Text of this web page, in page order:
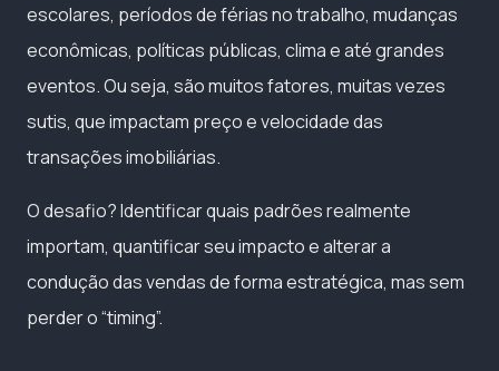
escolares, períodos de férias no trabalho, mudanças
econômicas, políticas públicas, clima e até grandes
eventos. Ou seja, são muitos fatores, muitas vezes
sutis, que impactam preço e velocidade das
transações imobiliárias.
O desafio? Identificar quais padrões realmente
importam, quantificar seu impacto e alterar a
condução das vendas de forma estratégica, mas sem
perder o “timing”.